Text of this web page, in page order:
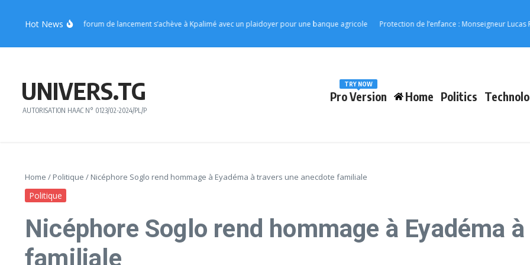
Hot News
2026 : le forum de lancement s’achève à Kpalimé avec un plaidoyer pour une banque agricole Protection de l’enfance : Monseigneur Lucas Rocco
UNIVERS.TG
AUTORISATION HAAC N° 0123/02-2024/PL/P
Pro Version
TRY NOW
Home Politics
Home / Politique / Nicéphore Soglo rend hommage à Eyadéma à travers une anecdote familiale
Politique
Nicéphore Soglo rend hommage à Eyadéma
familiale